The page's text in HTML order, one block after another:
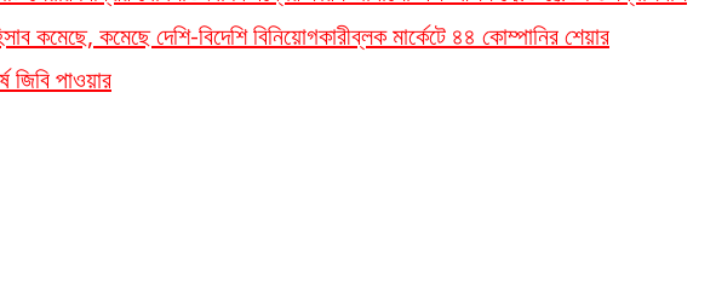
কমেছে, কমেছে দেশি-বিদেশি বিনিয়োগকারীব্লক মার্কেটে ৪৪ কোম্পানির শেয়ার
জিবি পাওয়ার